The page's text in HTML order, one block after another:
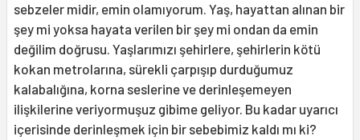
sebzeler midir, emin olamıyorum. Yaş, hayattan alınan bir
şey mi yoksa hayata verilen bir şey mi ondan da emin
değilim doğrusu. Yaşlarımızı şehirlere, şehirlerin kötü
kokan metrolarına, sürekli çarpışıp durduğumuz
kalabalığına, korna seslerine ve derinleşemeyen
ilişkilerine veriyormuşuz gibime geliyor. Bu kadar uyarıcı
içerisinde derinleşmek için bir sebebimiz kaldı mı ki?